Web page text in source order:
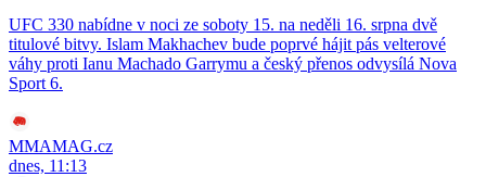
UFC 330 nabídne v noci ze soboty 15. na neděli 16. srpna dvě
titulové bitvy. Islam Makhachev bude poprvé hájit pás velterové
váhy proti Ianu Machado Garrymu a český přenos odvysílá Nova
Sport 6.
MMAMAG.cz
dnes, 11:13